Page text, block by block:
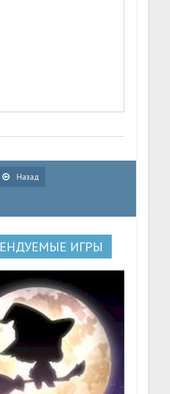
Назад
ИГРЫ